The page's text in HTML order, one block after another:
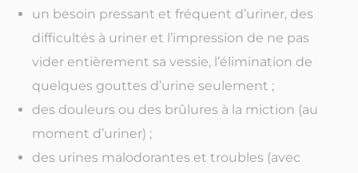
un besoin pressant et fréquent d’uriner, des
difficultés à uriner et l’impression de ne pas
vider entièrement sa vessie, l’élimination de
quelques gouttes d’urine seulement ;
des douleurs ou des brûlures à la miction (au
moment d’uriner) ;
des urines malodorantes et troubles (avec